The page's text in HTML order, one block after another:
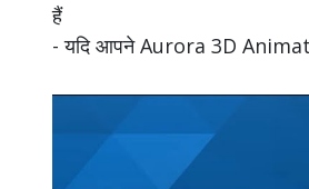
हैं
- यदि आपने Aurora 3D